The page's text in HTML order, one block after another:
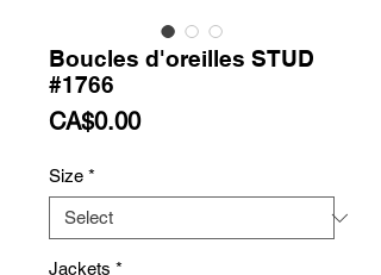
Boucles d'oreilles STUD
#1766
CA$0.00Price
Size *
Jackets *